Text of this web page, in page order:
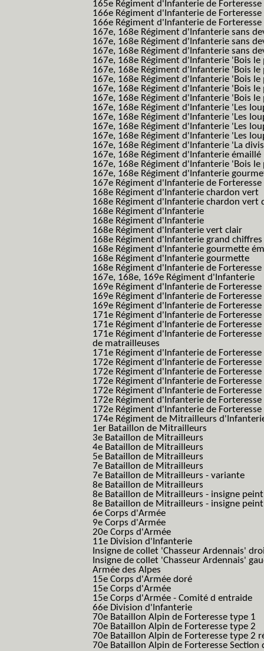
165e Régiment d'Infanterie de Forteresse
166e Régiment d'Infanterie de Forteresse
166e Régiment d'Infanterie de Forteresse
167e, 168e Régiment d'Infanterie sans
167e, 168e Régiment d'Infanterie sans
167e, 168e Régiment d'Infanterie sans
167e, 168e Régiment d'Infanterie 'Bois
167e, 168e Régiment d'Infanterie 'Bois
167e, 168e Régiment d'Infanterie 'Bois
167e, 168e Régiment d'Infanterie 'Bois
167e, 168e Régiment d'Infanterie 'Bois
167e, 168e Régiment d'Infanterie 'Les
167e, 168e Régiment d'Infanterie 'Les
167e, 168e Régiment d'Infanterie 'Les
167e, 168e Régiment d'Infanterie 'Les
167e, 168e Régiment d'Infanterie 'La
167e, 168e Régiment d'Infanterie émaillé
167e, 168e Régiment d'Infanterie 'Bois
167e, 168e Régiment d'Infanterie
167e Régiment d'Infanterie de
168e Régiment d'Infanterie chardon vert
168e Régiment d'Infanterie chardon vert
168e Régiment d'Infanterie
168e Régiment d'Infanterie
168e Régiment d'Infanterie vert clair
168e Régiment d'Infanterie grand chiffres
168e Régiment d'Infanterie gourmette
168e Régiment d'Infanterie gourmette
168e Régiment d'Infanterie de Forteresse
167e, 168e, 169e Régiment d'Infanterie
169e Régiment d'Infanterie de Forteresse
169e Régiment d'Infanterie de
169e Régiment d'Infanterie de
171e Régiment d'Infanterie de Forteresse
171e Régiment d'Infanterie de
171e Régiment d'Infanterie de
de matrailleuses
171e Régiment d'Infanterie de
172e Régiment d'Infanterie de Forteresse
172e Régiment d'Infanterie de Forteresse
172e Régiment d'Infanterie de
172e Régiment d'Infanterie de
172e Régiment d'Infanterie de
172e Régiment d'Infanterie de
174e Régiment de Mitrailleurs
1er Bataillon de Mitrailleurs
3e Bataillon de Mitrailleurs
4e Bataillon de Mitrailleurs
5e Bataillon de Mitrailleurs
7e Bataillon de Mitrailleurs
7e Bataillon de Mitrailleurs - variante
8e Bataillon de Mitrailleurs
8e Bataillon de Mitrailleurs - insigne peint
8e Bataillon de Mitrailleurs - insigne
6e Corps d'Armée
9e Corps d'Armée
20e Corps d'Armée
11e Division d'Infanterie
Insigne de collet 'Chasseur Ardennais'
Insigne de collet 'Chasseur Ardennais'
Armée des Alpes
15e Corps d'Armée doré
15e Corps d'Armée
15e Corps d'Armée - Comité d entraide
66e Division d'Infanterie
70e Bataillon Alpin de Forteresse type 1
70e Bataillon Alpin de Forteresse type 2
70e Bataillon Alpin de Forteresse type 2
70e Bataillon Alpin de Forteresse